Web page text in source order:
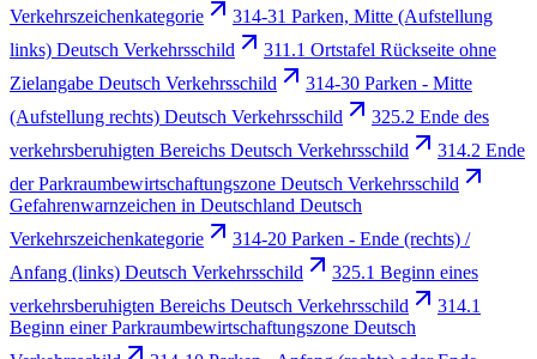
Verkehrszeichenkategorie
314-31 Parken, Mitte (Aufstellung
links) Deutsch Verkehrsschild
311.1 Ortstafel Rückseite ohne
Zielangabe Deutsch Verkehrsschild
314-30 Parken - Mitte
(Aufstellung rechts) Deutsch Verkehrsschild
325.2 Ende des
verkehrsberuhigten Bereichs Deutsch Verkehrsschild
314.2 Ende
der Parkraumbewirtschaftungszone Deutsch Verkehrsschild
Gefahrenwarnzeichen in Deutschland Deutsch
Verkehrszeichenkategorie
314-20 Parken - Ende (rechts) /
Anfang (links) Deutsch Verkehrsschild
325.1 Beginn eines
verkehrsberuhigten Bereichs Deutsch Verkehrsschild
314.1
Beginn einer Parkraumbewirtschaftungszone Deutsch